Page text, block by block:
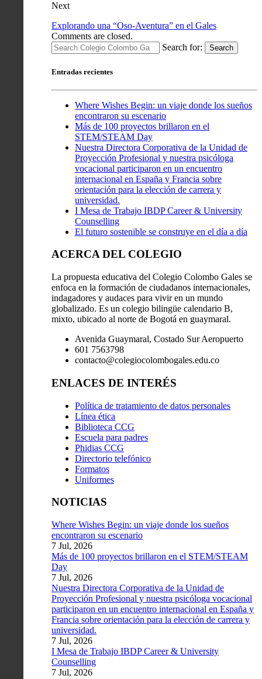
Next
Explorando una “Oso-Aventura” en el Gales
Comments are closed.
Search for:
Search
Entradas recientes
Where Wishes Begin: un viaje donde los sueños
encontraron su escenario
Más de 100 proyectos brillaron en el
STEM/STEAM Day
Nuestra Directora Corporativa de la Unidad de
Proyección Profesional y nuestra psicóloga
vocacional participaron en un encuentro
internacional en España y Francia sobre
orientación para la elección de carrera y
universidad.
I Mesa de Trabajo IBDP Career & University
Counselling
El futuro sostenible se construye en el día a día
ACERCA DEL COLEGIO
La propuesta educativa del Colegio Colombo Gales se
enfoca en la formación de ciudadanos internacionales,
indagadores y audaces para vivir en un mundo
globalizado. Es un colegio bilingüe calendario B,
mixto, ubicado al norte de Bogotá en guaymaral.
Avenida Guaymaral, Costado Sur Aeropuerto
601 7563798
contacto@colegiocolombogales.edu.co
ENLACES DE INTERÉS
Política de tratamiento de datos personales
Línea ética
Biblioteca CCG
Escuela para padres
Phidias CCG
Directorio telefónico
Formatos
Uniformes
NOTICIAS
Where Wishes Begin: un viaje donde los sueños
encontraron su escenario
7 Jul, 2026
Más de 100 proyectos brillaron en el STEM/STEAM
Day
7 Jul, 2026
Nuestra Directora Corporativa de la Unidad de
Proyección Profesional y nuestra psicóloga vocacional
participaron en un encuentro internacional en España y
Francia sobre orientación para la elección de carrera y
universidad.
7 Jul, 2026
I Mesa de Trabajo IBDP Career & University
Counselling
7 Jul, 2026